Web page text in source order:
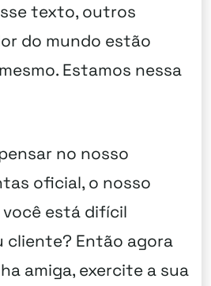
texto, outros
do mundo estão
Estamos nessa
no nosso
oficial, o nosso
você está difícil
cliente? Então agora
amiga, exercite a sua